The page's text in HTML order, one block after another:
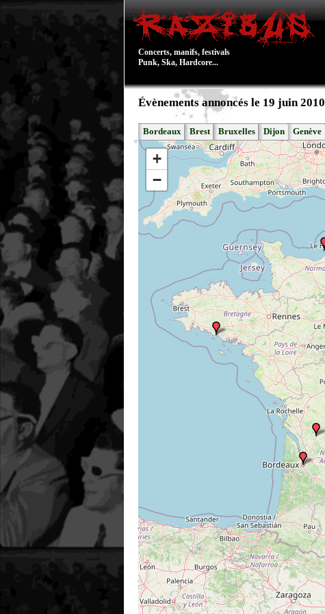
Concerts, manifs, festivals
Punk, Ska, Hardcore...
Évènements annoncés le 19 juin 2010
Bordeaux Brest Bruxelles Dijon Genève
+
−